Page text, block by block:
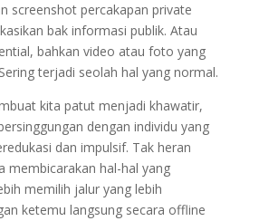
screenshot percakapan private
bak informasi publik. Atau
bahkan video atau foto yang
terjadi seolah hal yang normal.
kita patut menjadi khawatir,
dengan individu yang
dan impulsif. Tak heran
membicarakan hal-hal yang
memilih jalur yang lebih
ketemu langsung secara offline